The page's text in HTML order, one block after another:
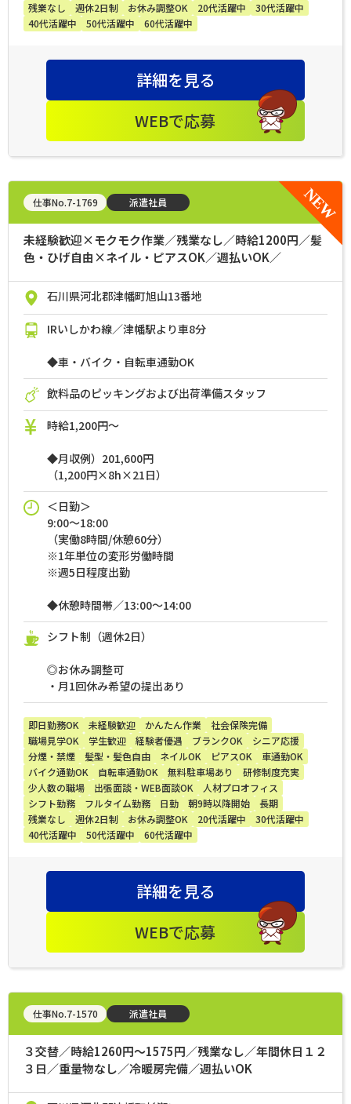
残業なし
週休2日制 お休み調整OK 20代活躍中
30代活躍中
40代活躍中
50代活躍中 60代活躍中
詳細を見る
WEBで応募
仕事No.7-1769 派遣社員
未経験歓迎×モクモク作業／残業なし／時給1200円／髪
色・ひげ自由×ネイル・ピアスOK／週払いOK／
石川県河北郡津幡町旭山13番地
IRいしかわ線／津幡駅より車8分
◆車・バイク・自転車通勤OK
飲料品のピッキングおよび出荷準備スタッフ
時給1,200円～
◆月収例）201,600円
（1,200円×8h×21日）
＜日勤＞
9:00～18:00
（実働8時間/休憩60分）
※1年単位の変形労働時間
※週5日程度出勤
◆休憩時間帯／13:00～14:00
シフト制（週休2日）
◎お休み調整可
・月1回休み希望の提出あり
即日勤務OK 未経験歓迎 かんたん作業
社会保険完備
職場見学OK
学生歓迎 経験者優遇 ブランクOK
シニア応援
分煙・禁煙
髪型・髪色自由 ネイルOK ピアスOK
車通勤OK
バイク通勤OK
自転車通勤OK 無料駐車場あり
研修制度充実
少人数の職場
出張面談・WEB面談OK
人材プロオフィス
シフト勤務
フルタイム勤務 日勤 朝9時以降開始
長期
残業なし
週休2日制 お休み調整OK 20代活躍中
30代活躍中
40代活躍中
50代活躍中 60代活躍中
詳細を見る
WEBで応募
仕事No.7-1570 派遣社員
３交替／時給1260円～1575円／残業なし／年間休日１２
３日／重量物なし／冷暖房完備／週払いOK